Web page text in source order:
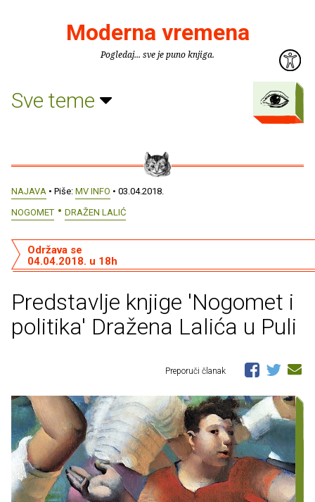
Moderna vremena
Pogledaj... sve je puno knjiga.
Sve teme
NAJAVA • Piše: MV INFO • 03.04.2018.
NOGOMET
DRAŽEN LALIĆ
Predstavlje knjige 'Nogomet i
politika' Dražena Lalića u Puli
Održava se
04.04.2018. u 18h
Preporuči članak